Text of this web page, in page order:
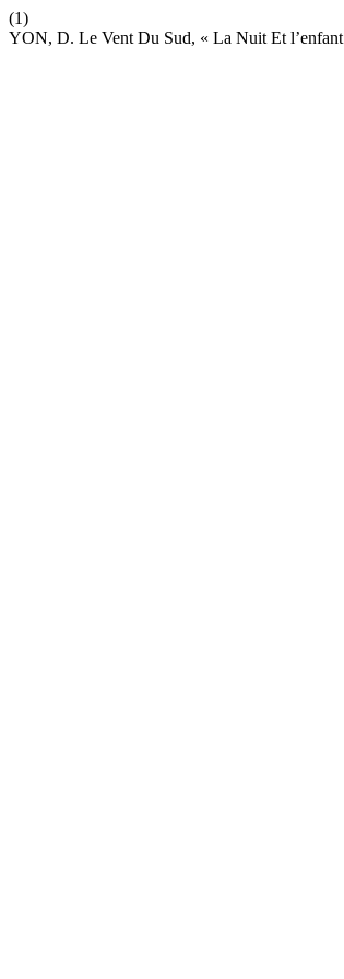
(1)
YON, D. Le Vent Du Sud, « La Nuit Et